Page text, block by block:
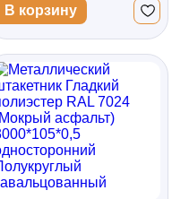
односторонний
Полукруглый
В корзину